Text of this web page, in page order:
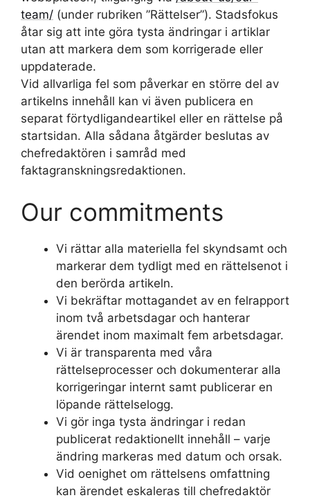
team/ (under rubriken ”Rättelser”). Stadsfokus
åtar sig att inte göra tysta ändringar i artiklar
utan att markera dem som korrigerade eller
uppdaterade.
Vid allvarliga fel som påverkar en större del av
artikelns innehåll kan vi även publicera en
separat förtydligandeartikel eller en rättelse på
startsidan. Alla sådana åtgärder beslutas av
chefredaktören i samråd med
faktagranskningsredaktionen.
Our commitments
Vi rättar alla materiella fel skyndsamt och
markerar dem tydligt med en rättelsenot i
den berörda artikeln.
Vi bekräftar mottagandet av en felrapport
inom två arbetsdagar och hanterar
ärendet inom maximalt fem arbetsdagar.
Vi är transparenta med våra
rättelseprocesser och dokumenterar alla
korrigeringar internt samt publicerar en
löpande rättelselogg.
Vi gör inga tysta ändringar i redan
publicerat redaktionellt innehåll – varje
ändring markeras med datum och orsak.
Vid oenighet om rättelsens omfattning
kan ärendet eskaleras till chefredaktör